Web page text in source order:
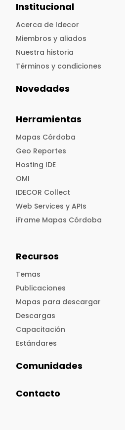
Institucional
Acerca de Idecor
Miembros y aliados
Nuestra historia
Términos y condiciones
Novedades
Herramientas
Mapas Córdoba
Geo Reportes
Hosting IDE
OMI
IDECOR Collect
Web Services y APIs
iFrame Mapas Córdoba
Recursos
Temas
Publicaciones
Mapas para descargar
Descargas
Capacitación
Estándares
Comunidades
Contacto